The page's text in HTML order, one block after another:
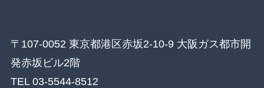
〒107-0052 東京都港区赤坂2-10-9 大阪ガス都市開
発赤坂ビル2階
TEL 03-5544-8512